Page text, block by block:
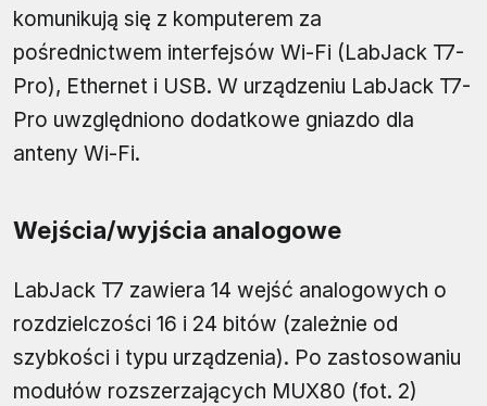
komunikują się z komputerem za
pośrednictwem interfejsów Wi-Fi (LabJack T7-
Pro), Ethernet i USB. W urządzeniu LabJack T7-
Pro uwzględniono dodatkowe gniazdo dla
anteny Wi-Fi.
Wejścia/wyjścia analogowe
LabJack T7 zawiera 14 wejść analogowych o
rozdzielczości 16 i 24 bitów (zależnie od
szybkości i typu urządzenia). Po zastosowaniu
modułów rozszerzających MUX80 (fot. 2)